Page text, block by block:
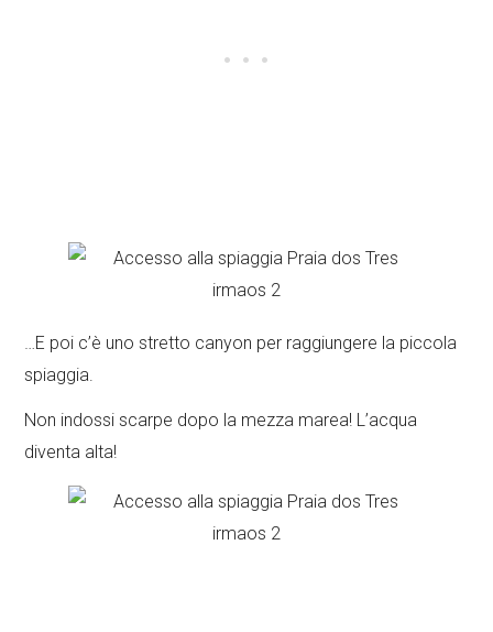
…E poi c’è uno stretto canyon per raggiungere la piccola
spiaggia.
Non indossi scarpe dopo la mezza marea! L’acqua
diventa alta!